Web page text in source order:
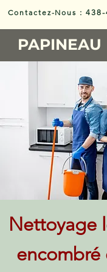
Contactez-Nous :
PAPINEAU
Nettoyage
encombré